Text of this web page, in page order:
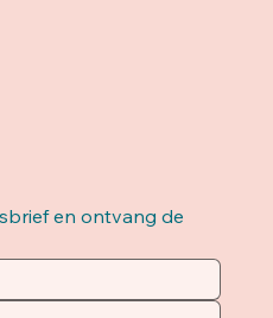
en ontvang de